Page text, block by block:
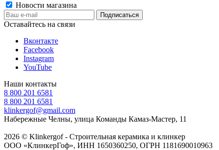
Новости магазина
Оставайтесь на связи
Вконтакте
Facebook
Instagram
YouTube
Наши контакты
8 800 201 6581
8 800 201 6581
klinkergof@gmail.com
Набережные Челны, улица Команды Камаз-Мастер, 11
2026 © Klinkergof - Строительная керамика и клинкер
ООО «КлинкерГоф», ИНН 1650360250, ОГРН 1181690010963